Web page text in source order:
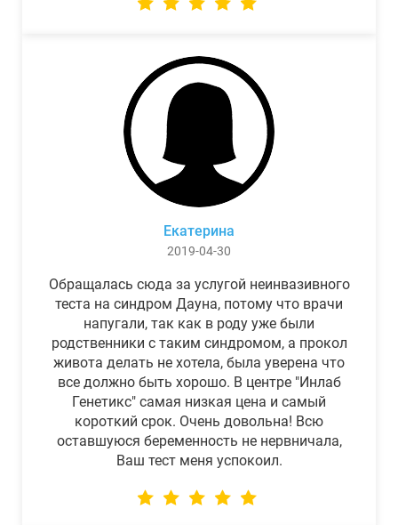
Екатерина
2019-04-30
Обращалась сюда за услугой неинвазивного
теста на синдром Дауна, потому что врачи
напугали, так как в роду уже были
родственники с таким синдромом, а прокол
живота делать не хотела, была уверена что
все должно быть хорошо. В центре "Инлаб
Генетикс" самая низкая цена и самый
короткий срок. Очень довольна! Всю
оставшуюся беременность не нервничала,
Ваш тест меня успокоил.